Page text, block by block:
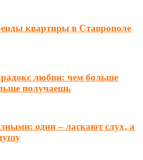
квартиры в Ставрополе
любви: чем больше
получаешь
одни – ласкают слух, а